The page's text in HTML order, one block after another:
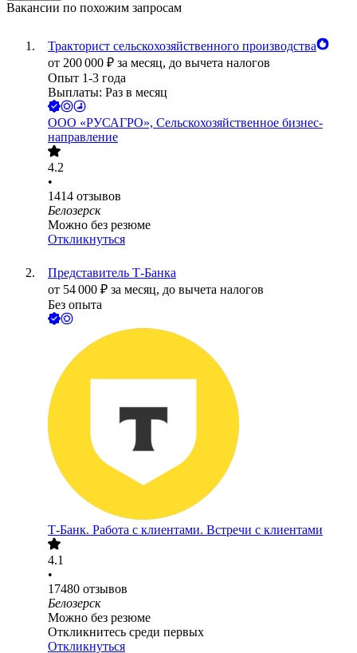
Вакансии по похожим запросам
Тракторист сельскохозяйственного производства
от 200 000 ₽ за месяц, до вычета налогов
Опыт 1-3 года
Выплаты: Раз в месяц
ООО «РУСАГРО», Сельскохозяйственное бизнес-
направление
4.2
•
1414 отзывов
Белозерск
Можно без резюме
Откликнуться
Представитель Т-Банка
от 54 000 ₽ за месяц, до вычета налогов
Без опыта
Т-Банк. Работа с клиентами. Встречи с клиентами
4.1
•
17480 отзывов
Белозерск
Можно без резюме
Откликнитесь среди первых
Откликнуться